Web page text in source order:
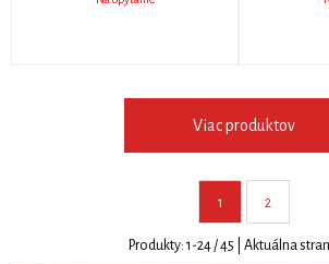
Viac produktov
1 2
Produkty: 1 -24/45 | Aktuálna